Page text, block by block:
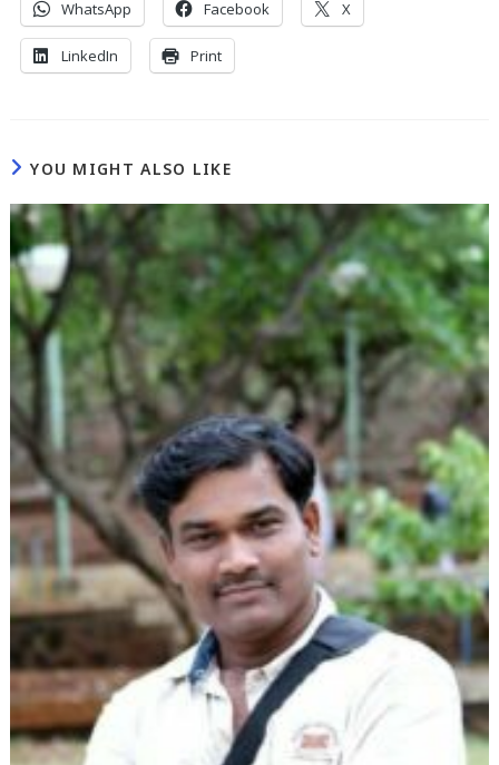
WhatsApp Facebook X
LinkedIn Print
YOU MIGHT ALSO LIKE